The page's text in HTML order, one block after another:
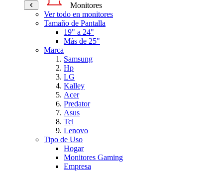
Monitores
Ver todo en monitores
Tamaño de Pantalla
19" a 24"
Más de 25"
Marca
Samsung
Hp
LG
Kalley
Acer
Predator
Asus
Tcl
Lenovo
Tipo de Uso
Hogar
Monitores Gaming
Empresa